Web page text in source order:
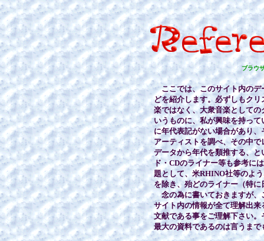
ブラウ
ここでは、このサイト内のデ
どを紹介します。必ずしもク
楽ではなく、大衆音楽として
いうものに、私が興味を持っ
に年代表記がない場合があり
アーティストを調べ、その中
データから年代を類推する、
ド・CDのライナー等も参考に
題として、米RHINO社等のよ
を除き、殆どのライナー（特
念の為に書いておきますが、
サイト内の情報が全て理解出
文献である事をご理解下さい
最大の資料であるのは言うまで